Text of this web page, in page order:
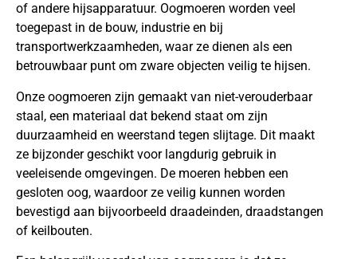
of andere hijsapparatuur. Oogmoeren worden veel
toegepast in de bouw, industrie en bij
transportwerkzaamheden, waar ze dienen als een
betrouwbaar punt om zware objecten veilig te hijsen.
Onze oogmoeren zijn gemaakt van niet-verouderbaar
staal, een materiaal dat bekend staat om zijn
duurzaamheid en weerstand tegen slijtage. Dit maakt
ze bijzonder geschikt voor langdurig gebruik in
veeleisende omgevingen. De moeren hebben een
gesloten oog, waardoor ze veilig kunnen worden
bevestigd aan bijvoorbeeld draadeinden, draadstangen
of keilbouten.